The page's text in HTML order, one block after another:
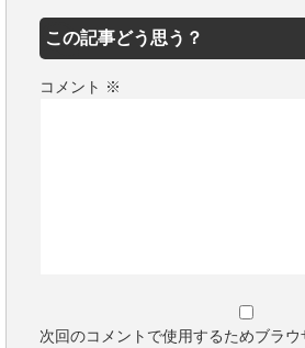
この記事どう思う？
コメント ※
次回のコメントで使用するためブラウ